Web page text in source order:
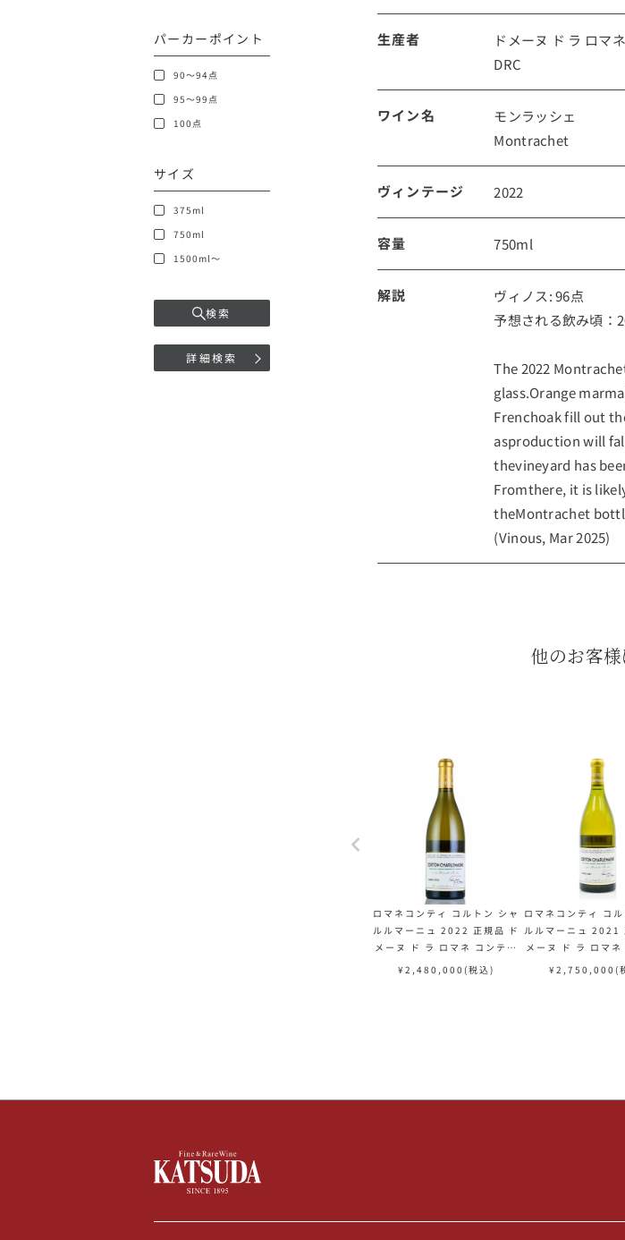
パーカーポイント
90～94点
95～99点
100点
サイズ
375ml
750ml
1500ml～
検索
詳細検索
生産者
ドメーヌ ド ラ ロマ
DRC
ワイン名
モンラッシェ
Montrachet
ヴィンテージ 2022
容量 750ml
解説
ヴィノス: 96点
予想される飲み頃：
The 2022
glass.Orange
Frenchoak fill out
asproduction will
thevineyard has
Fromthere, it is
theMontrachet
(Vinous, Mar 2025)
他のお客
ロマネコンティ コルトン シャ
ルルマーニュ 2022 正規品 ド
メーヌ ド ラ ロマネ コンティ
DRC Corton Charlemagne
¥ 2,480,000 (税込)
ロマネコンティ コ
ルルマーニュ 2021
メーヌ ド ラ ロマネ
DRC Corton
¥2,750,000 (